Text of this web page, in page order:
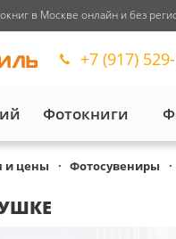
в Москве онлайн и без
+7 (917)
Фотокниги
и цены Фотосувениры